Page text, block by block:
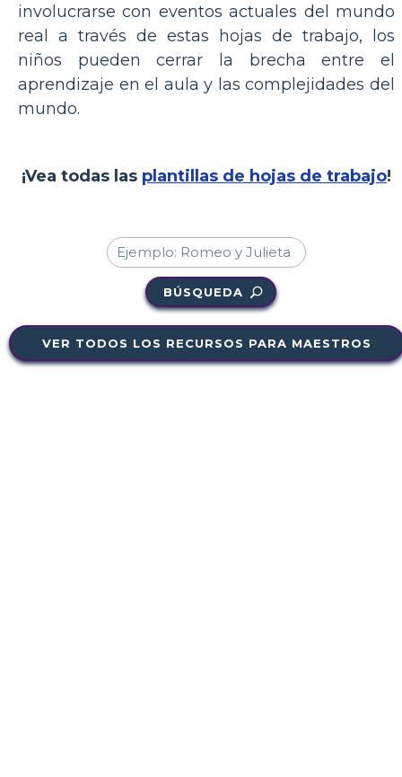
involucrarse con eventos actuales del mundo
real a través de estas hojas de trabajo, los
niños pueden cerrar la brecha entre el
aprendizaje en el aula y las complejidades del
mundo.
¡Vea todas las plantillas de hojas de trabajo!
BÚSQUEDA
VER TODOS LOS RECURSOS PARA MAESTROS